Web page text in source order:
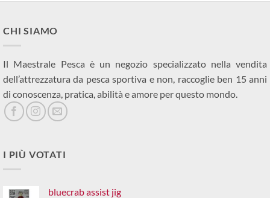
CHI SIAMO
Il Maestrale Pesca è un negozio specializzato nella vendita
dell’attrezzatura da pesca sportiva e non, raccoglie ben 15 anni
di conoscenza, pratica, abilità e amore per questo mondo.
I PIÙ VOTATI
bluecrab assist jig